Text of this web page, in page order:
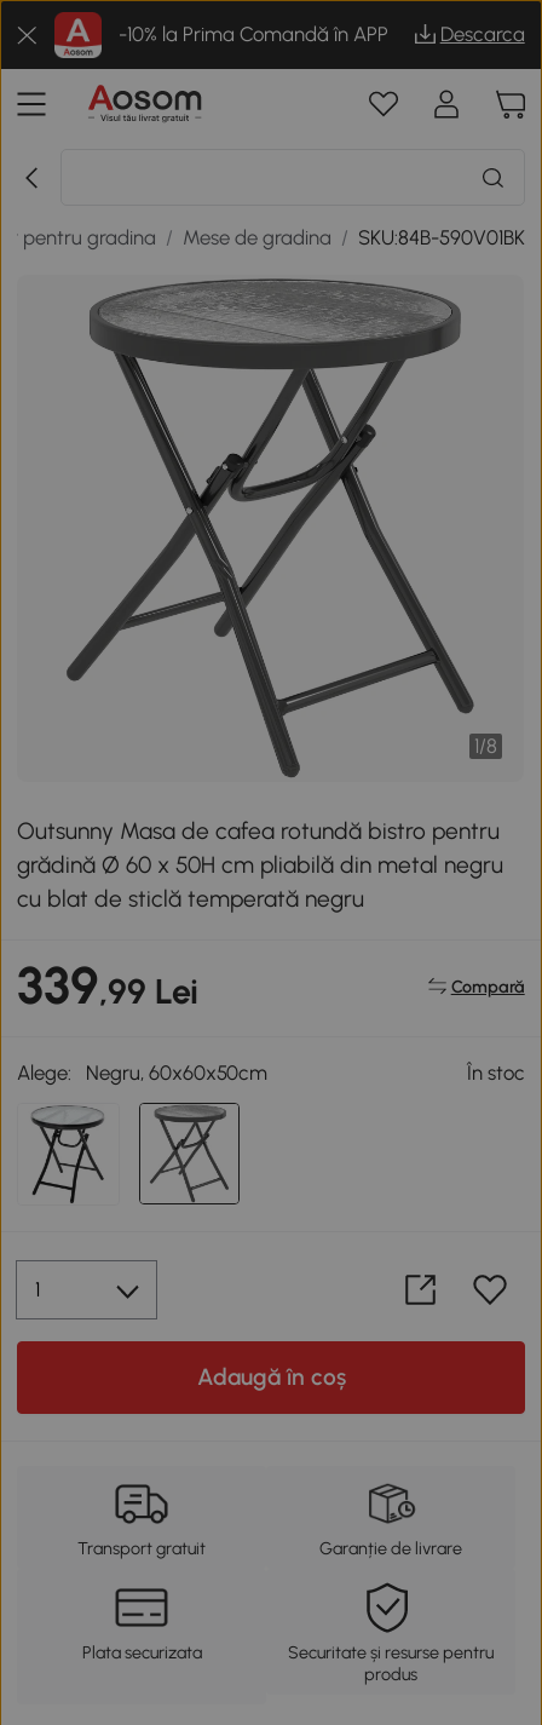
-10% la Prima Comandă în APP Descarca
pentru gradina / Mese de gradina / SKU:84B-590V01BK
1/8
Outsunny Masa de cafea rotundă bistro pentru
grădină Ø 60 x 50H cm pliabilă din metal negru
cu blat de sticlă temperată negru
339,99 Lei Compară
Alege: Negru, 60x60x50cm În stoc
Adaugă în coș
Transport gratuit Garanție de livrare
Plata securizata
Securitate și resurse pentru
produs